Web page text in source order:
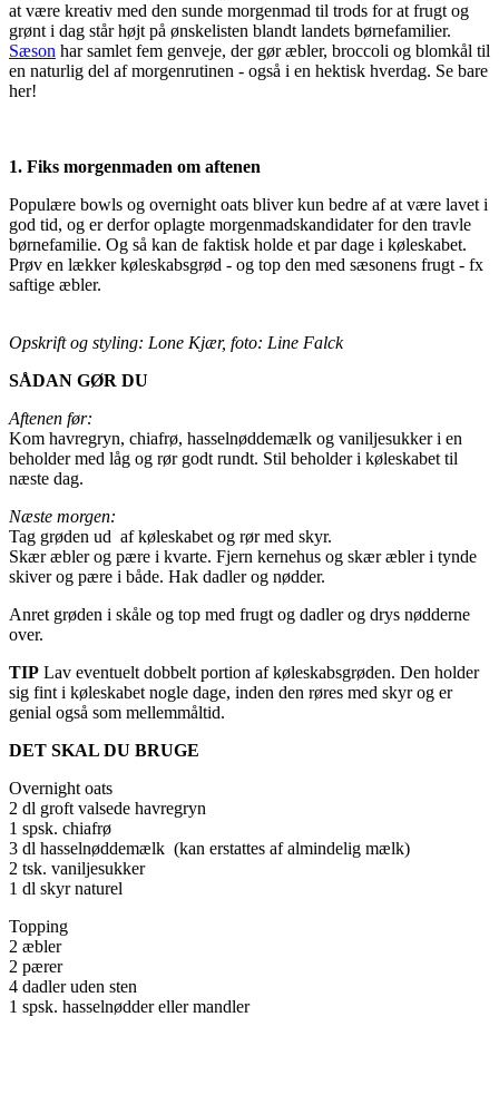
at være kreativ med den sunde morgenmad til trods for at frugt og
grønt i dag står højt på ønskelisten blandt landets børnefamilier.
Sæson har samlet fem genveje, der gør æbler, broccoli og blomkål til
en naturlig del af morgenrutinen - også i en hektisk hverdag. Se bare
her!
1. Fiks morgenmaden om aftenen
Populære bowls og overnight oats bliver kun bedre af at være lavet i
god tid, og er derfor oplagte morgenmadskandidater for den travle
børnefamilie. Og så kan de faktisk holde et par dage i køleskabet.
Prøv en lækker køleskabsgrød - og top den med sæsonens frugt - fx
saftige æbler.
Opskrift og styling: Lone Kjær, foto: Line Falck
SÅDAN GØR DU
Aftenen før:
Kom havregryn, chiafrø, hasselnøddemælk og vaniljesukker i en
beholder med låg og rør godt rundt. Stil beholder i køleskabet til
næste dag.
Næste morgen:
Tag grøden ud af køleskabet og rør med skyr.
Skær æbler og pære i kvarte. Fjern kernehus og skær æbler i tynde
skiver og pære i både. Hak dadler og nødder.
Anret grøden i skåle og top med frugt og dadler og drys nødderne
over.
TIP Lav eventuelt dobbelt portion af køleskabsgrøden. Den holder
sig fint i køleskabet nogle dage, inden den røres med skyr og er
genial også som mellemmåltid.
DET SKAL DU BRUGE
Overnight oats
2 dl groft valsede havregryn
1 spsk. chiafrø
3 dl hasselnøddemælk (kan erstattes af almindelig mælk)
2 tsk. vaniljesukker
1 dl skyr naturel
Topping
2 æbler
2 pærer
4 dadler uden sten
1 spsk. hasselnødder eller mandler